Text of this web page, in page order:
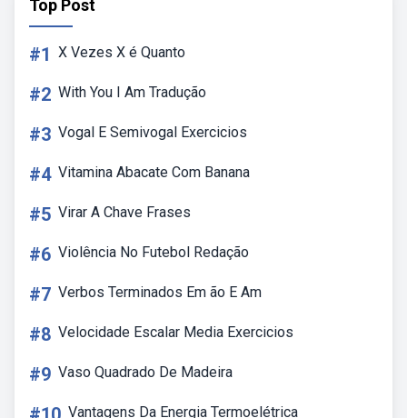
Top Post
#1 X Vezes X é Quanto
#2 With You I Am Tradução
#3 Vogal E Semivogal Exercicios
#4 Vitamina Abacate Com Banana
#5 Virar A Chave Frases
#6 Violência No Futebol Redação
#7 Verbos Terminados Em ão E Am
#8 Velocidade Escalar Media Exercicios
#9 Vaso Quadrado De Madeira
Vantagens Da Energia Termoelétrica